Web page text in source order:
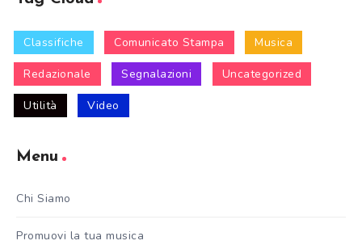
Classifiche Comunicato Stampa Musica
Redazionale Segnalazioni Uncategorized
Utilità Video
Menu
Chi Siamo
Promuovi la tua musica